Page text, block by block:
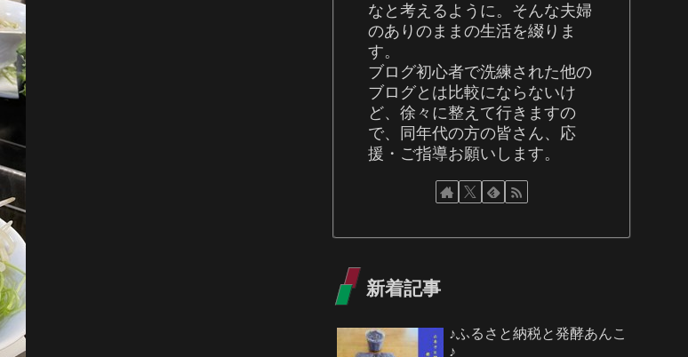
なと考えるように。そんな夫婦
のありのままの生活を綴りま
す。
ブログ初心者で洗練された他の
ブログとは比較にならないけ
ど、徐々に整えて行きますの
で、同年代の方の皆さん、応
援・ご指導お願いします。
新着記事
♪ふるさと納税と発酵あんこ
♪